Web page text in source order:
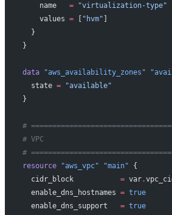
    name
   =
"virtualization-type"
    values
= [ "hvm"
  }
}
data "aws_availability_zones"
  state
= "available"
}
#
# VPC
#
resource "aws_vpc" "main" {
  cidr_block
           =
var.
  enable_dns_hostnames
= true
  enable_dns_support
   =
true